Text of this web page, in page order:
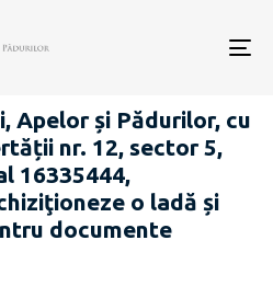
Apelor și Pădurilor, cu
nr. 12, sector 5,
16335444,
o ladă și
documente